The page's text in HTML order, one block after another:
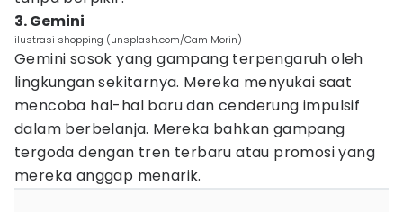
3. Gemini
ilustrasi shopping (unsplash.com/Cam Morin)
Gemini sosok yang gampang terpengaruh oleh
lingkungan sekitarnya. Mereka menyukai saat
mencoba hal-hal baru dan cenderung impulsif
dalam berbelanja. Mereka bahkan gampang
tergoda dengan tren terbaru atau promosi yang
mereka anggap menarik.